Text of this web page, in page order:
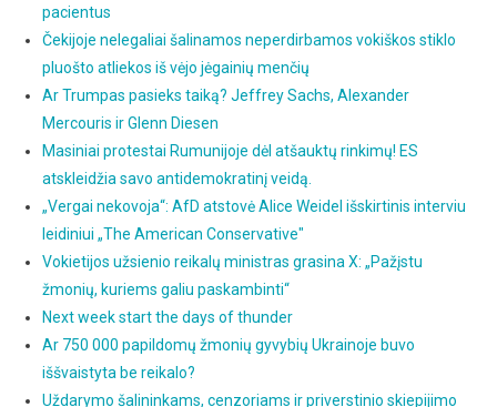
pacientus
Čekijoje nelegaliai šalinamos neperdirbamos vokiškos stiklo
pluošto atliekos iš vėjo jėgainių menčių
Ar Trumpas pasieks taiką? Jeffrey Sachs, Alexander
Mercouris ir Glenn Diesen
Masiniai protestai Rumunijoje dėl atšauktų rinkimų! ES
atskleidžia savo antidemokratinį veidą.
„Vergai nekovoja“: AfD atstovė Alice Weidel išskirtinis interviu
leidiniui „The American Conservative"
Vokietijos užsienio reikalų ministras grasina X: „Pažįstu
žmonių, kuriems galiu paskambinti“
Next week start the days of thunder
Ar 750 000 papildomų žmonių gyvybių Ukrainoje buvo
iššvaistyta be reikalo?
Uždarymo šalininkams, cenzoriams ir priverstinio skiepijimo